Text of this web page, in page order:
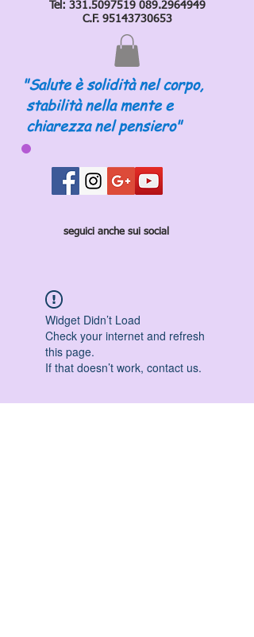
Tel: 331.5097519 089.2964949
C.F. 95143730653
"Salute è solidità nel corpo,
stabilità nella mente e
chiarezza nel pensiero"
seguici anche sui social
Widget Didn’t Load
Check your internet and refresh
this page.
If that doesn’t work, contact us.